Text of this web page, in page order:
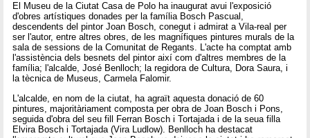
El Museu de la Ciutat Casa de Polo ha inaugurat avui l'exposició
d'obres artístiques donades per la família Bosch Pascual,
descendents del pintor Joan Bosch, conegut i admirat a Vila-real per
ser l'autor, entre altres obres, de les magnífiques pintures murals de la
sala de sessions de la Comunitat de Regants. L'acte ha comptat amb
l'assistència dels besnets del pintor així com d'altres membres de la
família; l'alcalde, José Benlloch; la regidora de Cultura, Dora Saura, i
la tècnica de Museus, Carmela Falomir.
L'alcalde, en nom de la ciutat, ha agraït aquesta donació de 60
pintures, majoritàriament composta per obra de Joan Bosch i Pons,
seguida d'obra del seu fill Ferran Bosch i Tortajada i de la seua filla
Elvira Bosch i Tortajada (Vira Ludlow). Benlloch ha destacat